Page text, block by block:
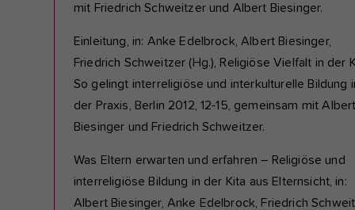
mit Friedrich Schweitzer und Albert Biesinger.
Einleitung, in: Anke Edelbrock, Albert Biesinger,
Friedrich Schweitzer (Hg.), Religiöse Vielfalt in der
So gelingt interreligiöse und interkulturelle Bildung
der Praxis, Berlin 2012, 12-15, gemeinsam mit
Biesinger und Friedrich Schweitzer.
Was Eltern erwarten und erfahren – Religiöse und
interreligiöse Bildung in der Kita aus Elternsicht, in:
Albert Biesinger, Anke Edelbrock, Friedrich